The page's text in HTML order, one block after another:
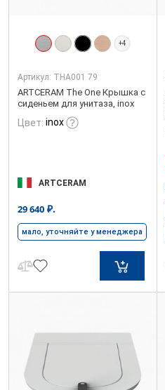
+4
Артикул: THA001 79
ARTCERAM The One Крышка с
сиденьем для унитаза, inox
Цвет: inox
ARTCERAM
29 640 ₽.
мало, уточняйте у менеджера